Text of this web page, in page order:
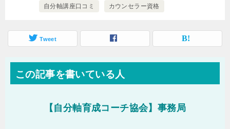
自分軸講座口コミ カウンセラー資格
Tweet
この記事を書いている人
【自分軸育成コーチ協会】事務局